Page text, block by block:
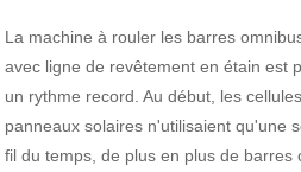
La machine à rouler les barres
avec ligne de revêtement en étain est
un rythme record. Au début, les
panneaux solaires n'utilisaient qu'une
fil du temps, de plus en plus de barres